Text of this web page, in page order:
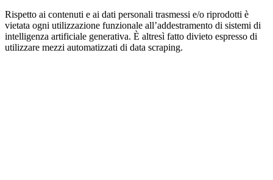
Rispetto ai contenuti e ai dati personali trasmessi e/o riprodotti è
vietata ogni utilizzazione funzionale all’addestramento di sistemi di
intelligenza artificiale generativa. È altresì fatto divieto espresso di
utilizzare mezzi automatizzati di data scraping.